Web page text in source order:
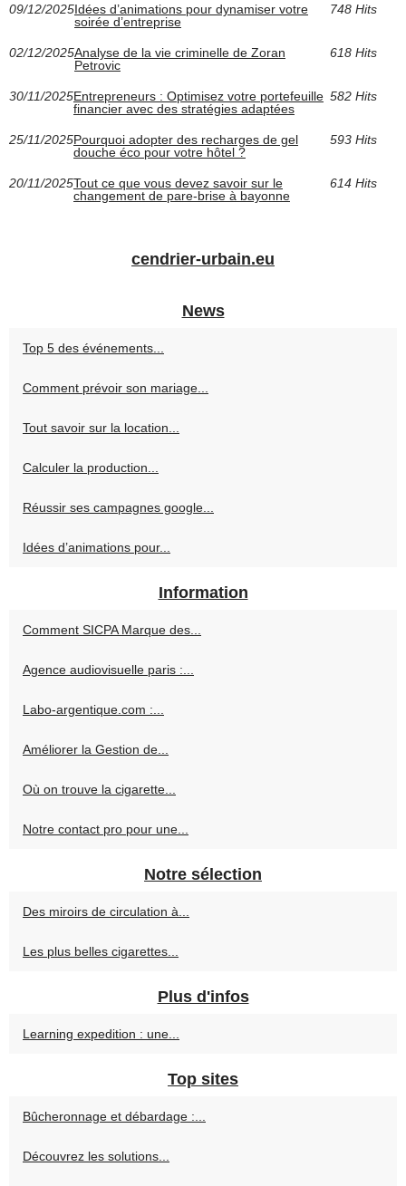
09/12/2025Idées d’animations pour dynamiser votre
soirée d’entreprise
748 Hits
02/12/2025Analyse de la vie criminelle de Zoran
Petrovic
618 Hits
30/11/2025Entrepreneurs : Optimisez votre portefeuille
financier avec des stratégies adaptées
582 Hits
25/11/2025Pourquoi adopter des recharges de gel
douche éco pour votre hôtel ?
593 Hits
20/11/2025Tout ce que vous devez savoir sur le
changement de pare-brise à bayonne
614 Hits
cendrier-urbain.eu
News
Top 5 des événements...
Comment prévoir son mariage...
Tout savoir sur la location...
Calculer la production...
Réussir ses campagnes google...
Idées d’animations pour...
Information
Comment SICPA Marque des...
Agence audiovisuelle paris :...
Labo-argentique.com :...
Améliorer la Gestion de...
Où on trouve la cigarette...
Notre contact pro pour une...
Notre sélection
Des miroirs de circulation à...
Les plus belles cigarettes...
Plus d'infos
Learning expedition : une...
Top sites
Bûcheronnage et débardage :...
Découvrez les solutions...